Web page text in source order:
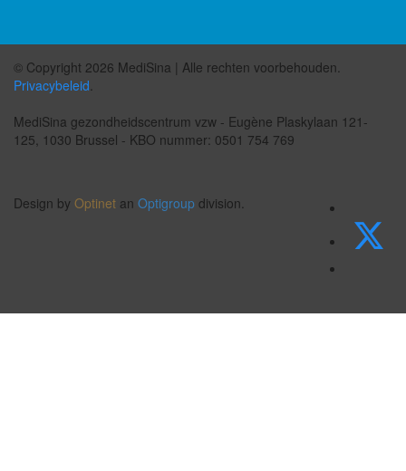
© Copyright 2026 MediSina | Alle rechten voorbehouden.
Privacybeleid
MediSina gezondheidscentrum vzw - Eugène Plaskylaan 121-
125, 1030 Brussel - KBO nummer: 0501 754 769
Design by Optinet an Optigroup division.